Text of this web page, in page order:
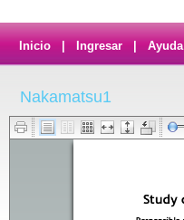
Inicio Ingresar Ayuda
Nakamatsu1